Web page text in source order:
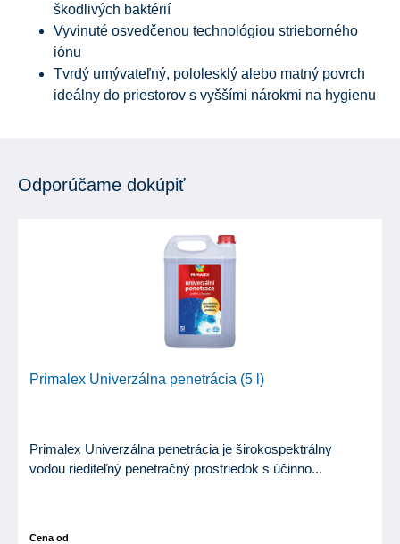
škodlivých baktérií
Vyvinuté osvedčenou technológiou strieborného
iónu
Tvrdý umývateľný, pololesklý alebo matný povrch
ideálny do priestorov s vyššími nárokmi na hygienu
Odporúčame dokúpiť
Primalex Univerzálna penetrácia (5 l)
Primalex Univerzálna penetrácia je širokospektrálny
vodou riediteľný penetračný prostriedok s účinno...
Cena od